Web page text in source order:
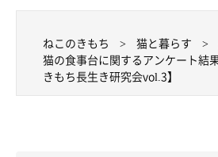
ねこのきもち 猫と暮らす
猫の食事台に関するアンケート結
きもち長生き研究会vol.3】